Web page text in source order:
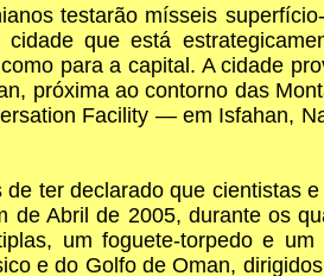
testarão mísseis
que está
para a capital. A cidade
próxima ao contorno das
Facility — em Isfahan,
ter declarado que cientistas
Abril de 2005, durante os
um foguete-torpedo e
e do Golfo de Oman,